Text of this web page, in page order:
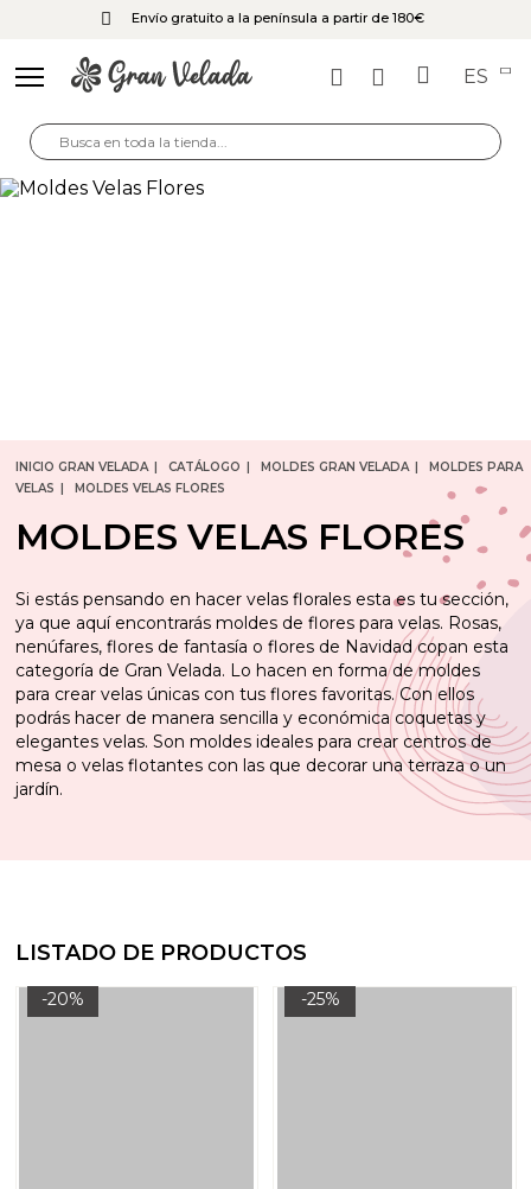
Envío gratuito a la península a partir de 180€
ES
INICIO GRAN VELADA CATÁLOGO MOLDES GRAN VELADA
MOLDES PARA
VELAS
MOLDES VELAS FLORES
MOLDES VELAS FLORES
Si estás pensando en hacer velas florales esta es tu sección,
ya que aquí encontrarás moldes de flores para velas. Rosas,
nenúfares, flores de fantasía o flores de Navidad copan esta
categoría de Gran Velada. Lo hacen en forma de moldes
para crear velas únicas con tus flores favoritas. Con ellos
podrás hacer de manera sencilla y económica coquetas y
elegantes velas. Son moldes ideales para crear centros de
mesa o velas flotantes con las que decorar una terraza o un
jardín.
LISTADO DE PRODUCTOS
-20% -25%